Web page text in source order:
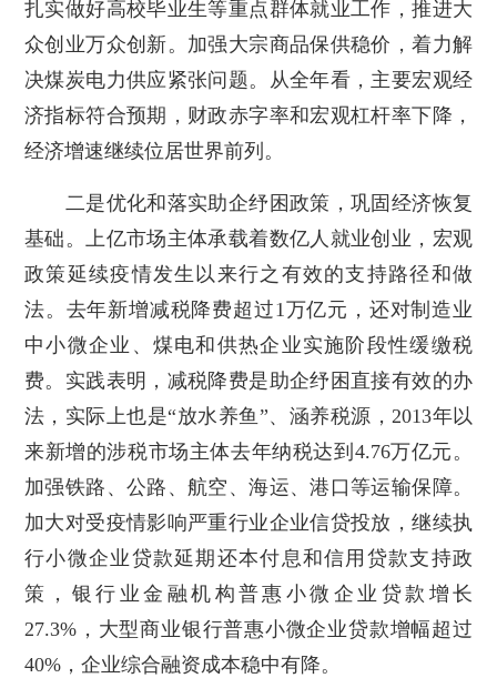
扎实做好高校毕业生等重点群体就业工作，推进大
众创业万众创新。加强大宗商品保供稳价，着力解
决煤炭电力供应紧张问题。从全年看，主要宏观经
济指标符合预期，财政赤字率和宏观杠杆率下降，
经济增速继续位居世界前列。
二是优化和落实助企纾困政策，巩固经济恢复
基础。上亿市场主体承载着数亿人就业创业，宏观
政策延续疫情发生以来行之有效的支持路径和做
法。去年新增减税降费超过1万亿元，还对制造业
中小微企业、煤电和供热企业实施阶段性缓缴税
费。实践表明，减税降费是助企纾困直接有效的办
法，实际上也是“放水养鱼”、涵养税源，2013年以
来新增的涉税市场主体去年纳税达到4.76万亿元。
加强铁路、公路、航空、海运、港口等运输保障。
加大对受疫情影响严重行业企业信贷投放，继续执
行小微企业贷款延期还本付息和信用贷款支持政
策，银行业金融机构普惠小微企业贷款增长
27.3%，大型商业银行普惠小微企业贷款增幅超过
40%，企业综合融资成本稳中有降。